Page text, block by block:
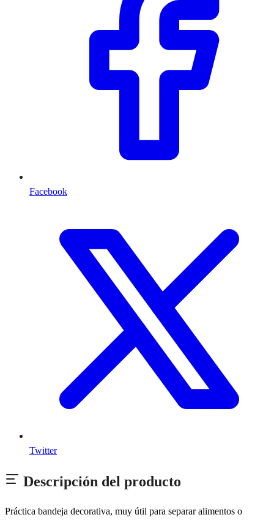
Facebook
Twitter
Descripción del producto
Práctica bandeja decorativa, muy útil para separar alimentos o